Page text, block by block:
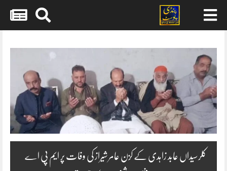
content
کلرسیداں عابد زاہدی کے کزن عامر شیراز کی وفات پر ایم پی اے